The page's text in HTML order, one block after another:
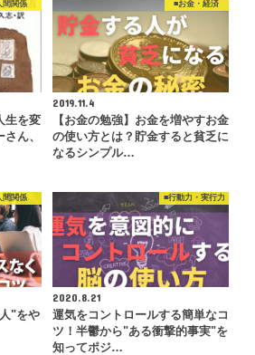
間関係
生を変
ん、
■お金・経済
2019.11.4
【お金の勉強】お金を増やすお金
の使い方とは？貯金すると貧乏に
なるシンプル…
間関係
"をや
■行動力・実行力
2020.8.21
運気をコントロールする簡単なコ
ツ！半鬱から"ある衝撃的事実"を
知ってポジ…